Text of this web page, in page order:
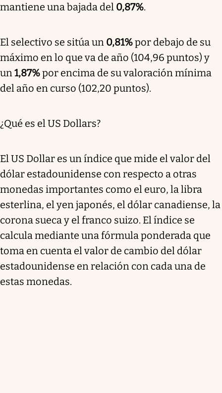
mantiene una bajada del 0,87%.
El selectivo se sitúa un 0,81%por debajo de su
máximo en lo que va de año (104,96 puntos) y
un1,87%por encima de su valoración mínima
del año en curso (102,20 puntos).
¿Qué es el US Dollars?
El US Dollar es un índice que mide el valor del
dólar estadounidense con respecto a otras
monedas importantes como el euro, la libra
esterlina, el yen japonés, el dólar canadiense, la
corona sueca y el franco suizo. El índice se
calcula mediante una fórmula ponderada que
toma en cuenta el valor de cambio del dólar
estadounidense en relación con cada una de
estas monedas.